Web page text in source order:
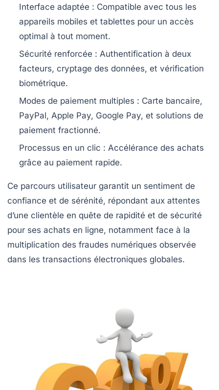
Interface adaptée : Compatible avec tous les
appareils mobiles et tablettes pour un accès
optimal à tout moment.
Sécurité renforcée : Authentification à deux
facteurs, cryptage des données, et vérification
biométrique.
Modes de paiement multiples : Carte bancaire,
PayPal, Apple Pay, Google Pay, et solutions de
paiement fractionné.
Processus en un clic : Accélérance des achats
grâce au paiement rapide.
Ce parcours utilisateur garantit un sentiment de
confiance et de sérénité, répondant aux attentes
d’une clientèle en quête de rapidité et de sécurité
pour ses achats en ligne, notamment face à la
multiplication des fraudes numériques observée
dans les transactions électroniques globales.